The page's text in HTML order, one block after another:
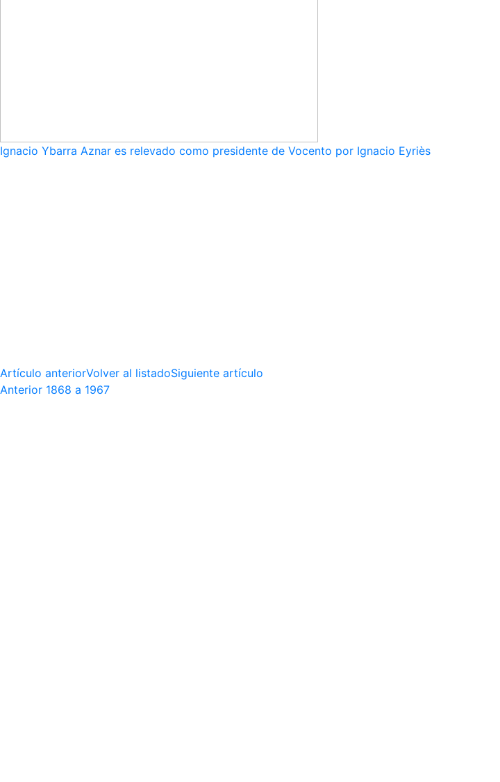
Ignacio Ybarra Aznar es relevado como presidente de Vocento por Ignacio Eyriès
Artículo anteriorVolver al listadoSiguiente artículo
Anterior 1868 a 1967